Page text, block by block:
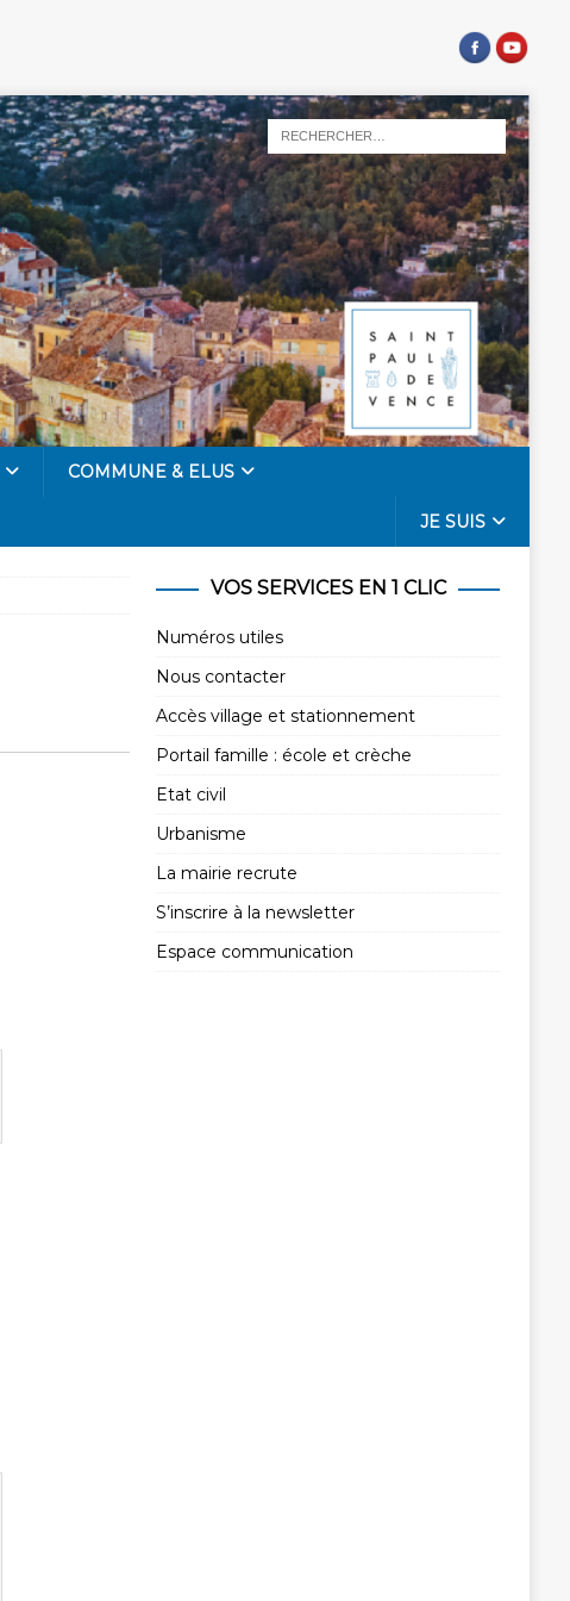
COMMUNE & ELUS
JE SUIS
VOS SERVICES EN 1 CLIC
Numéros utiles
Nous contacter
Accès village et stationnement
Portail famille : école et crèche
Etat civil
Urbanisme
La mairie recrute
S’inscrire à la newsletter
Espace communication